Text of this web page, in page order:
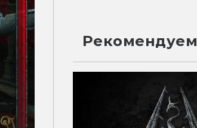
Рекомендуем